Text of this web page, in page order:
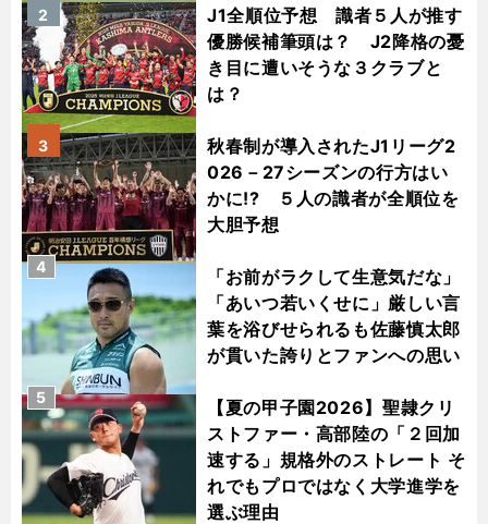
J1全順位予想 識者５人が推す
優勝候補筆頭は？ J2降格の憂
き目に遭いそうな３クラブと
は？
2
秋春制が導入されたJ1リーグ2
026－27シーズンの行方はい
かに!? ５人の識者が全順位を
大胆予想
3
「お前がラクして生意気だな」
「あいつ若いくせに」厳しい言
葉を浴びせられるも佐藤慎太郎
が貫いた誇りとファンへの思い
4
【夏の甲子園2026】聖隷クリ
ストファー・高部陸の「２回加
速する」規格外のストレート そ
れでもプロではなく大学進学を
選ぶ理由
5